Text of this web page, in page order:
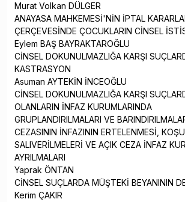
Murat Volkan DÜLGER
ANAYASA MAHKEMESİ'NİN İPTAL
ÇERÇEVESİNDE ÇOCUKLARIN CİNSEL
Eylem BAŞ BAYRAKTAROĞLU
CİNSEL DOKUNULMAZLIĞA KARŞI
KASTRASYON
Asuman AYTEKİN İNCEOĞLU
CİNSEL DOKUNULMAZLIĞA KARŞI
OLANLARIN İNFAZ KURUMLARINDA
GRUPLANDIRILMALARI VE
CEZASININ İNFAZININ ERTELENMESİ,
SALIVERİLMELERİ VE AÇIK CEZA İNFAZ
AYRILMALARI
Yaprak ÖNTAN
CİNSEL SUÇLARDA MÜŞTEKİ BEYANININ
Kerim ÇAKIR